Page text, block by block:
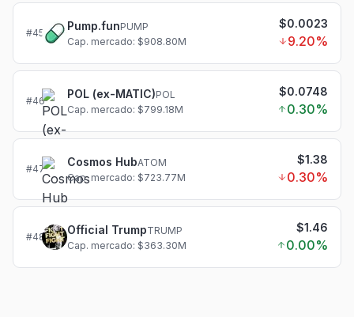
#45
Pump.funPUMP
Cap. mercado: $908.80M
$0.0023
9.20%
#46
POL (ex-MATIC)POL
Cap. mercado: $799.18M
$0.0748
0.30%
#47
Cosmos HubATOM
Cap. mercado: $723.77M
$1.38
0.30%
#48
Official TrumpTRUMP
Cap. mercado: $363.30M
$1.46
0.00%